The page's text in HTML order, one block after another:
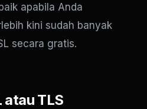
apabila Anda
kini sudah banyak
secara gratis.
atau TLS